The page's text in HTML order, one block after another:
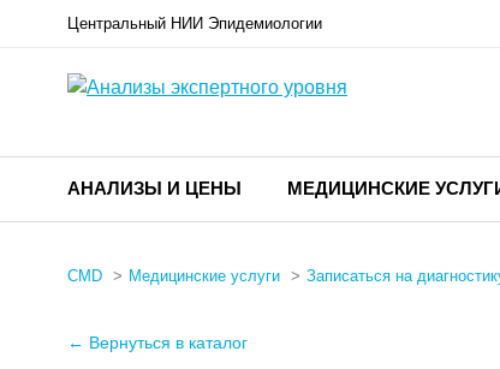
Центральный НИИ Эпидемиологии
АНАЛИЗЫ И ЦЕНЫ МЕДИЦИНСКИЕ
CMD Медицинские услуги Записаться на
← Вернуться в каталог